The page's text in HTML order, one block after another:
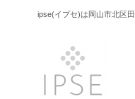
ipse(イプセ)は岡山市北区